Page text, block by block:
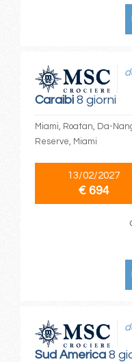
Caraibi8 giorni
Miami, Roatan, Da-
Reserve, Miami
13/02/2027
€ 694
Sud America8